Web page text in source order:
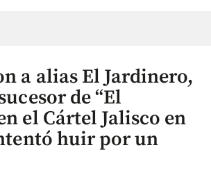
a alias El Jardinero,
de “El
el Cártel Jalisco en
huir por un